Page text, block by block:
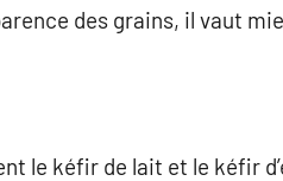
des grains, il vaut
le kéfir de lait et le kéfir